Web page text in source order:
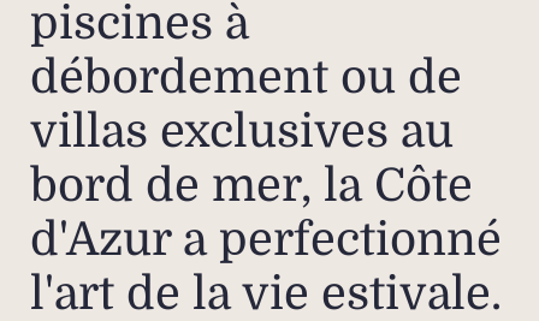
piscines à
débordement ou de
villas exclusives au
bord de mer, la Côte
d'Azur a perfectionné
l'art de la vie estivale.